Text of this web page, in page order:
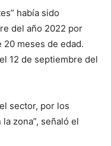
había sido
del año 2022 por
meses de edad.
12 de septiembre del
sector, por los
zona”, señaló el